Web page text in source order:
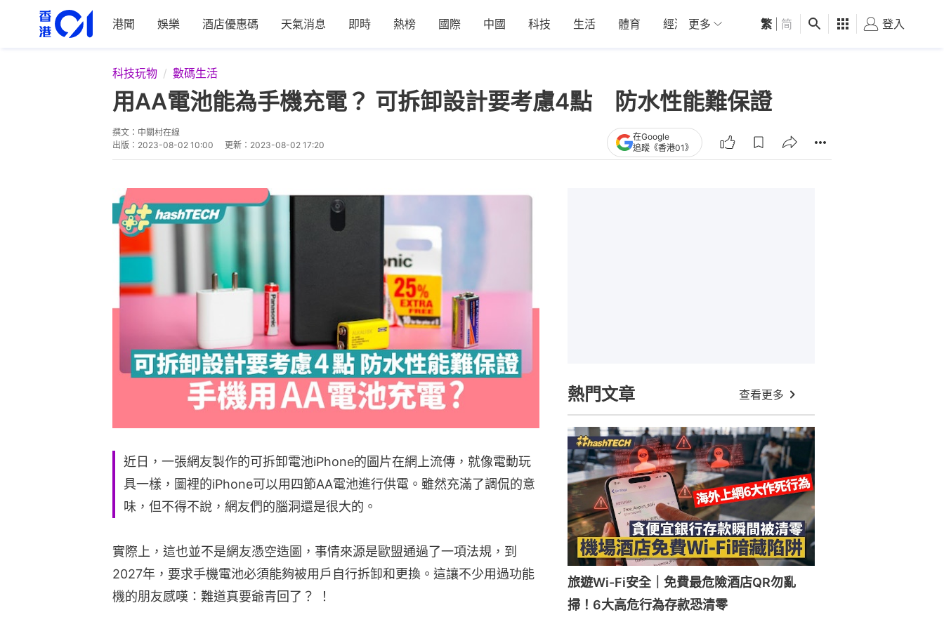
港聞 娛樂 酒店優惠碼 天氣消息 即時 熱榜 國際 中國 科技 生活 體育 經濟 01深圳 觀點 健康 好食玩飛
更多 繁 简 登入
科技玩物 數碼生活
用AA電池能為手機充電？ 可拆卸設計要考慮4點 防水性能難保證
撰文： 中關村在線
出版： 2023-08-02 10:00 更新： 2023-08-02 17:20
在Google
追蹤《香港01》
近日，一張網友製作的可拆卸電池iPhone的圖片在網上流傳，就像電動玩
具一樣，圖裡的iPhone可以用四節AA電池進行供電。雖然充滿了調侃的意
味，但不得不說，網友們的腦洞還是很大的。
實際上，這也並不是網友憑空造圖，事情來源是歐盟通過了一項法規，到
2027年，要求手機電池必須能夠被用戶自行拆卸和更換。這讓不少用過功能
機的朋友感嘆：難道真要爺青回了？ ！
熱門文章 查看更多
旅遊Wi-Fi安全｜免費最危險酒店QR勿亂
掃！6大高危行為存款恐清零